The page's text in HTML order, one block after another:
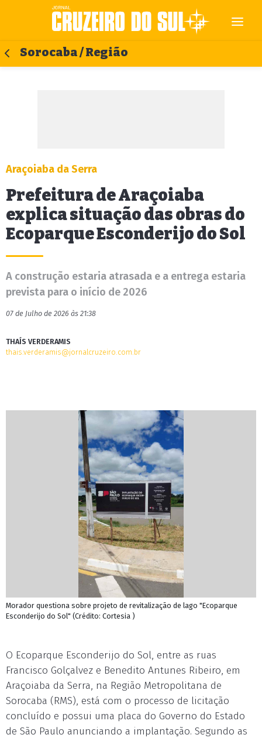
Sorocaba / Região
Araçoiaba da Serra
Prefeitura de Araçoiaba
explica situação das obras do
Ecoparque Esconderijo do Sol
A construção estaria atrasada e a entrega estaria
prevista para o início de 2026
07 de Julho de 2026 às 21:38
THAÍS VERDERAMIS
thais.verderamis@jornalcruzeiro.com.br
Morador questiona sobre projeto de revitalização de lago "Ecoparque
Esconderijo do Sol" (Crédito: Cortesia )
O Ecoparque Esconderijo do Sol, entre as ruas
Francisco Golçalvez e Benedito Antunes Ribeiro, em
Araçoiaba da Serra, na Região Metropolitana de
Sorocaba (RMS), está com o processo de licitação
concluído e possui uma placa do Governo do Estado
de São Paulo anunciando a implantação. Segundo as